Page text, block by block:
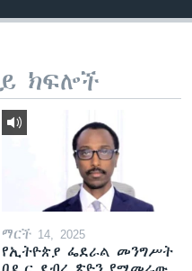
ክፍሎች
ማርች 14, 2025
የኢትዮጵያ ፌደራል መንግሥት